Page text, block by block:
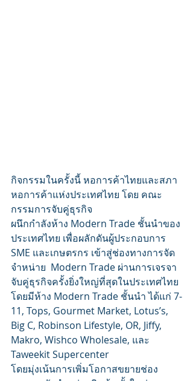
กิจกรรมในครั้งนี้ หอการค้าไทยและสภา
หอการค้าแห่งประเทศไทย โดย คณะ
กรรมการจับคู่ธุรกิจ
ผนึกกำลังห้าง Modern Trade ชั้นนำของ
ประเทศไทย เพื่อผลักดันผู้ประกอบการ
SME และเกษตรกร เข้าสู่ช่องทางการจัด
จำหน่าย  Modern Trade ผ่านการเจรจา
จับคู่ธุรกิจครั้งยิ่งใหญ่ที่สุดในประเทศไทย
โดยมีห้าง Modern Trade ชั้นนำ ได้แก่ 7-
11, Tops, Gourmet Market, Lotus’s,
Big C, Robinson Lifestyle, OR, Jiffy,
Makro, Wishco Wholesale, และ
Taweekit Supercenter
โดยมุ่งเน้นการเพิ่มโอกาสขยายช่อง